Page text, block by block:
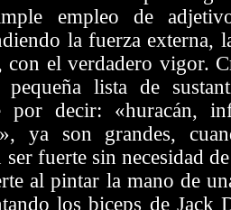
empleo de
la fuerza externa,
con el verdadero vigor.
pequeña lista de
por decir: «huracán,
ya son grandes,
ser fuerte sin necesidad
al pintar la mano de
los biceps de Jack